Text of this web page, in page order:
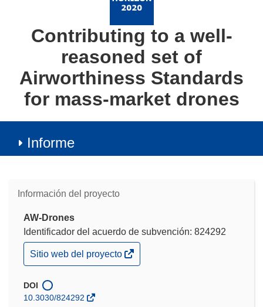
Contributing to a well-
reasoned set of
Airworthiness Standards
for mass-market drones
Informe
Información del proyecto
AW-Drones
Identificador del acuerdo de subvención: 824292
(se
abrirá
una
nueva
Sitio web del proyecto
DOI
10.3030/824292